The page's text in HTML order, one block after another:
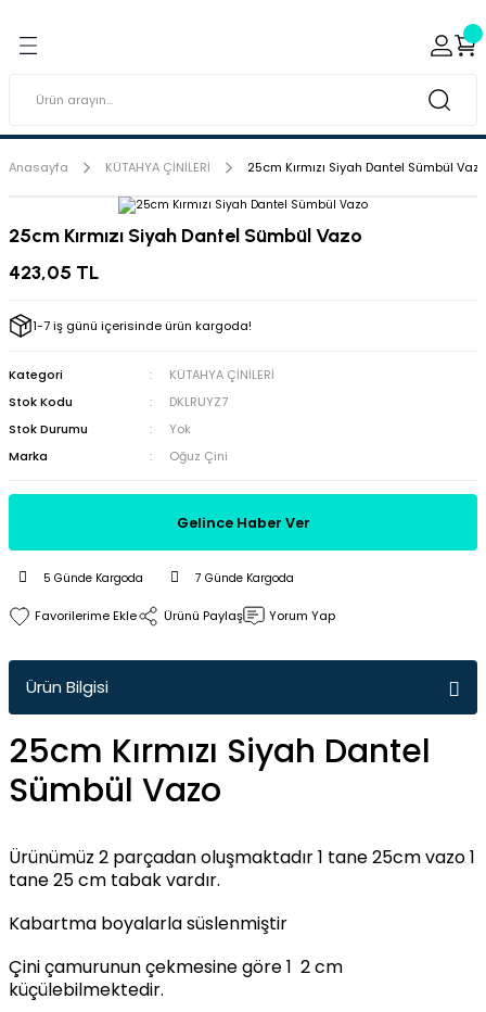
Porselen Boyaları (Toz
Kabartma Boyaları
Tabaklar
Anasayfa KÜTAHYA ÇİNİLERİ 25cm Kırmızı Siyah Dantel Sümbül Vazo
25cm Kırmızı Siyah Dantel Sümbül Vazo
423,05 TL
1-7 iş günü içerisinde ürün kargoda!
Kategori
KÜTAHYA ÇİNİLERİ
Stok Kodu
DKLRUYZ7
Stok Durumu
Yok
Marka
Oğuz Çini
Gelince Haber Ver
5 Günde Kargoda 7 Günde Kargoda
Ürünü Paylaş Yorum Yap
Ürün Bilgisi
25cm Kırmızı Siyah Dantel
Sümbül Vazo
Ürünümüz 2 parçadan oluşmaktadır 1 tane 25cm vazo 1
tane 25 cm tabak vardır.
Kabartma boyalarla süslenmiştir
Çini çamurunun çekmesine göre 1 2 cm
küçülebilmektedir.